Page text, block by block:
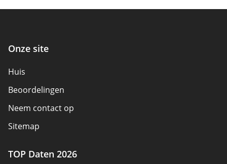
Onze site
Huis
Beoordelingen
Neem contact op
Sitemap
TOP Daten 2026